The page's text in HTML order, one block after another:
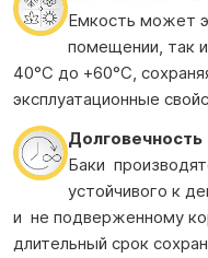
Емкость может
помещении, так
40°С до +60°С,
эксплуатационные
Долговечность
Баки
устойчивого к
и не подверженному
длительный срок